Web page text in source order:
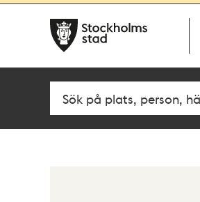
navigationen
huvudinnehållet
Fritextsök